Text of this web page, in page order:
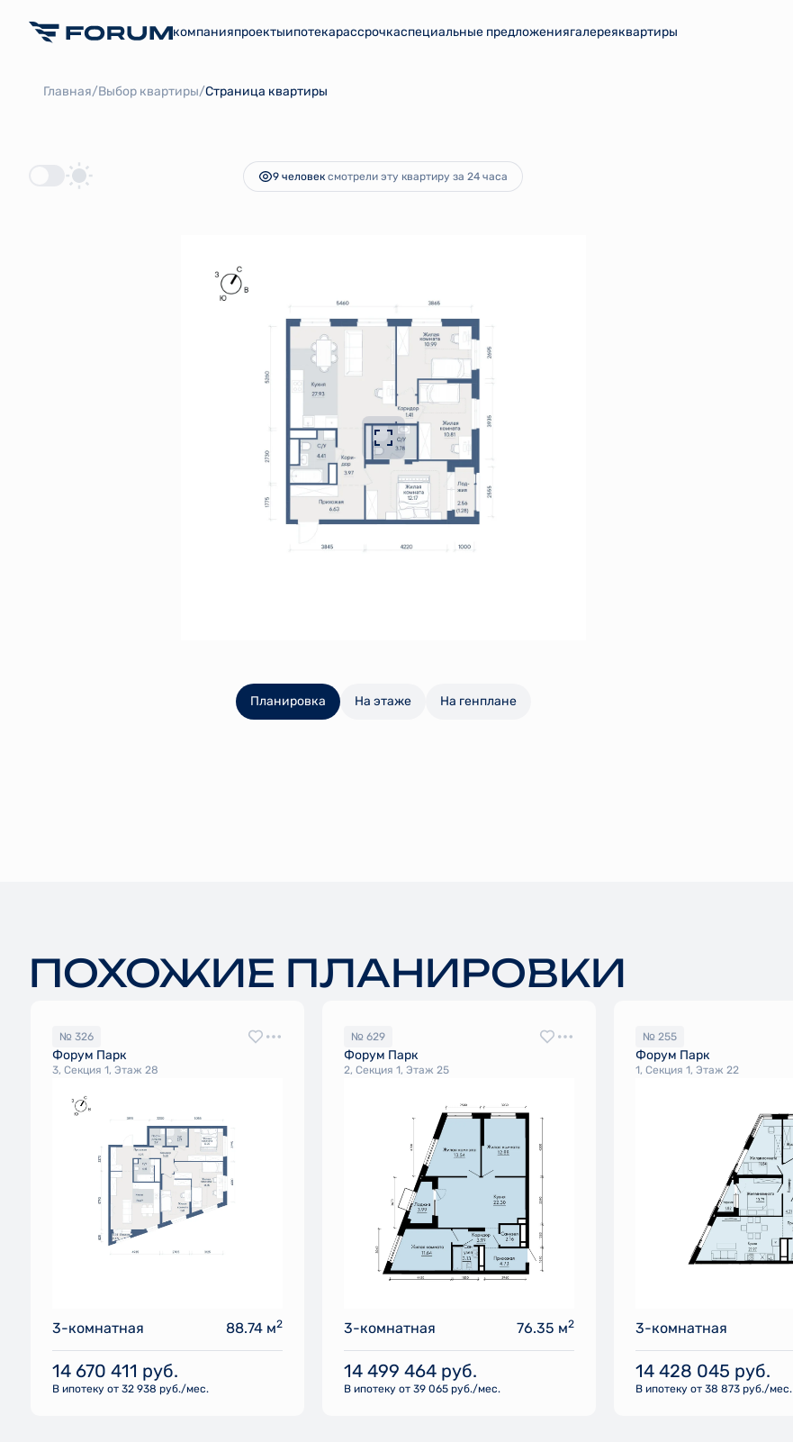
компанияпроектыипотекарассрочкаспециальные предложениягалереяквартиры
Главная/Выбор квартиры/Страница квартиры
3-комнатная83.38 м 14 652 337 руб.
9 человек смотрели эту квартиру за 24 часа
Планировка На этаже На генплане
ПОХОЖИЕ ПЛАНИРОВКИ
№ 326
Форум Парк
3, Секция 1, Этаж 28
3-комнатная 88.74 м2
14 670 411 руб.
В ипотеку от 32 938 руб./мес.
№ 629
Форум Парк
2, Секция 1, Этаж 25
3-комнатная 76.35 м2
14 499 464 руб.
В ипотеку от 39 065 руб./мес.
№ 255
Форум Парк
1, Секция 1, Этаж 22
3-комнатная
14 428 045 руб.
В ипотеку от 38 873 руб./мес.